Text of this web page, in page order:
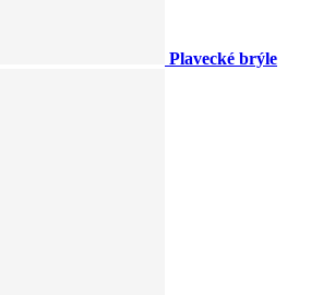
Plavecké brýle